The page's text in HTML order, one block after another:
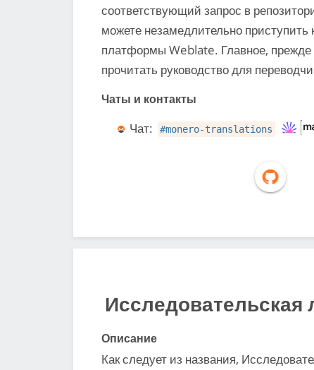
соответствующий запрос в
можете незамедлительно
платформы Weblate. Главное, прежде
прочитать руководство для
Чаты и контакты
Чат: #monero-translations
Исследовательская
Описание
Как следует из названия,